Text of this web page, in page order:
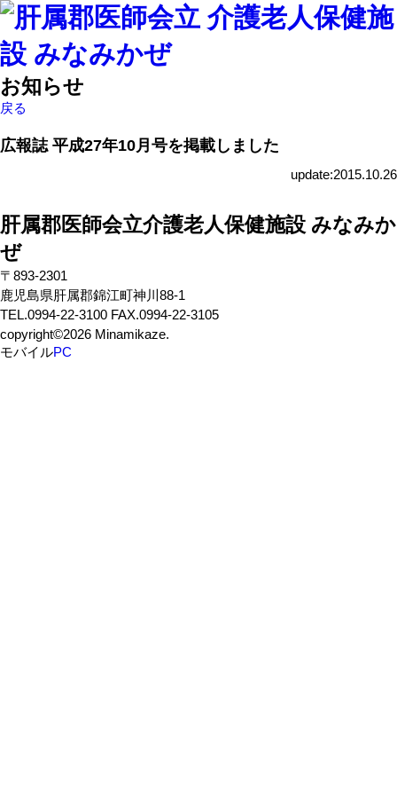
お知らせ
戻る
広報誌 平成27年10月号を掲載しました
update:2015.10.26
肝属郡医師会立介護老人保健施設 みなみか
ぜ
〒893-2301
鹿児島県肝属郡錦江町神川88-1
TEL.0994-22-3100 FAX.0994-22-3105
copyright©2026 Minamikaze.
モバイルPC